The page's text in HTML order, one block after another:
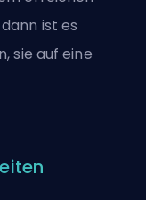
ist es
sie auf eine